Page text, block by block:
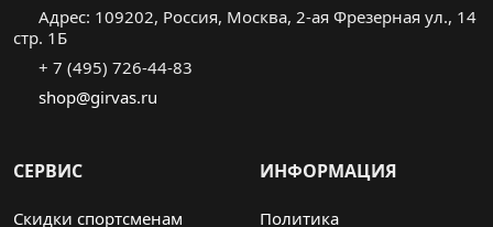
Адрес: 109202, Россия, Москва, 2-ая Фрезерная ул., 14
стр. 1Б
+ 7 (495) 726-44-83
shop@girvas.ru
СЕРВИС
Скидки спортсменам
ИНФОРМАЦИЯ
Политика